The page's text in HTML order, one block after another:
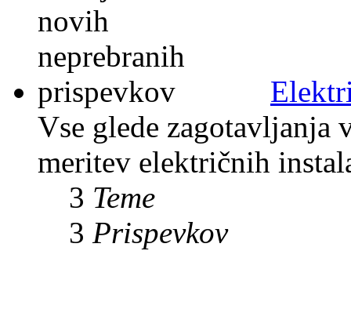
Vse glede zagotavljanja
meritev električnih
3 Teme
3 Prispevkov